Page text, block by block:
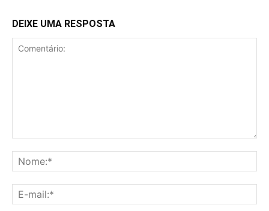
DEIXE UMA RESPOSTA